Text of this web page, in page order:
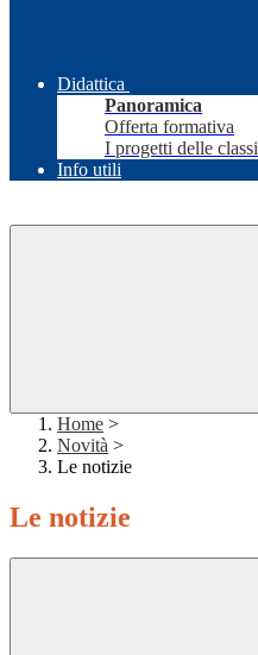
Didattica
Panoramica
Offerta formativa
I progetti delle classi
Info utili
Home >
Novità >
Le notizie
Le notizie